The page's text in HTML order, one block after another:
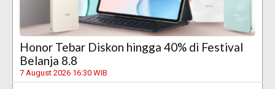
Honor Tebar Diskon hingga 40% di Festival
Belanja 8.8
7 August 2026 16:30 WIB